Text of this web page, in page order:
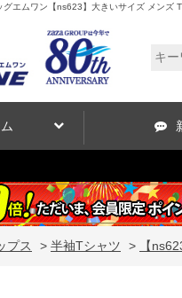
エムワン【ns623】大きいサイズ メン
プス > 半袖Tシャツ > 【